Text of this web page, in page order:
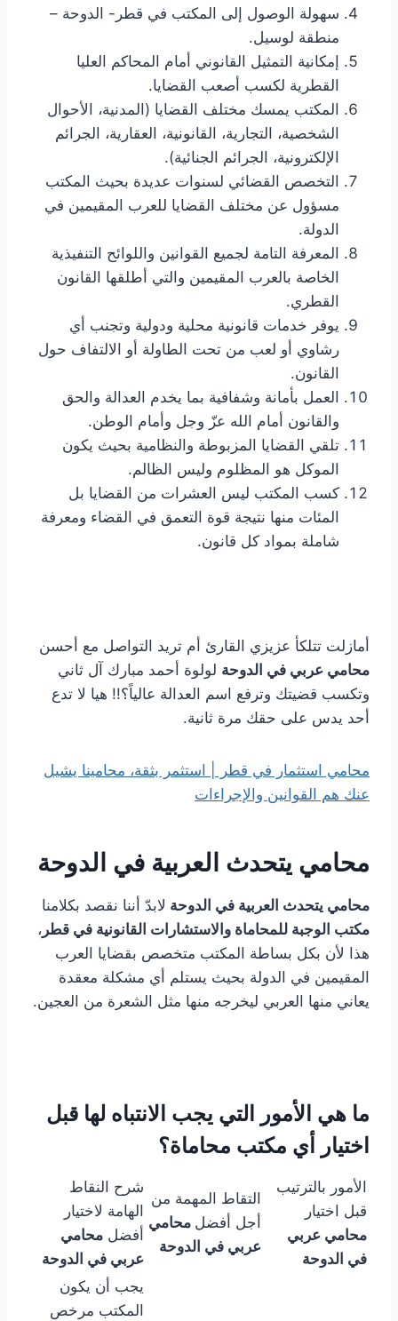
سهولة الوصول إلى المكتب في قطر- الدوحة –
منطقة لوسيل.
إمكانية التمثيل القانوني أمام المحاكم العليا
القطرية لكسب أصعب القضايا.
المكتب يمسك مختلف القضايا (المدنية، الأحوال
الشخصية، التجارية، القانونية، العقارية، الجرائم
الإلكترونية، الجرائم الجنائية).
التخصص القضائي لسنوات عديدة بحيث المكتب
مسؤول عن مختلف القضايا للعرب المقيمين في
الدولة.
المعرفة التامة لجميع القوانين واللوائح التنفيذية
الخاصة بالعرب المقيمين والتي أطلقها القانون
القطري.
يوفر خدمات قانونية محلية ودولية وتجنب أي
رشاوي أو لعب من تحت الطاولة أو الالتفاف حول
القانون.
العمل بأمانة وشفافية بما يخدم العدالة والحق
والقانون أمام الله عزّ وجل وأمام الوطن.
تلقي القضايا المزبوطة والنظامية بحيث يكون
الموكل هو المظلوم وليس الظالم.
كسب المكتب ليس العشرات من القضايا بل
المئات منها نتيجة قوة التعمق في القضاء ومعرفة
شاملة بمواد كل قانون.
أمازلت تتلكأ عزيزي القارئ أم تريد التواصل مع أحسن
محامي عربي في الدوحة لولوة أحمد مبارك آل ثاني
وتكسب قضيتك وترفع اسم العدالة عالياً؟!! هيا لا تدع
أحد يدس على حقك مرة ثانية.
محامي استثمار في قطر | استثمر بثقة، محامينا يشيل
عنك هم القوانين والإجراءات
محامي يتحدث العربية في الدوحة
محامي يتحدث العربية في الدوحة لابدّ أننا نقصد بكلامنا
مكتب الوجبة للمحاماة والاستشارات القانونية في قطر ،
هذا لأن بكل بساطة المكتب متخصص بقضايا العرب
المقيمين في الدولة بحيث يستلم أي مشكلة معقدة
يعاني منها العربي ليخرجه منها مثل الشعرة من العجين.
ما هي الأمور التي يجب الانتباه لها قبل
اختيار أي مكتب محاماة؟
الأمور بالترتيب
قبل اختيار
محامي عربي
في الدوحة
التقاط المهمة من
أجل أفضل محامي
عربي في الدوحة
شرح النقاط
الهامة لاختيار
أفضل محامي
عربي في الدوحة
يجب أن يكون
المكتب مرخص